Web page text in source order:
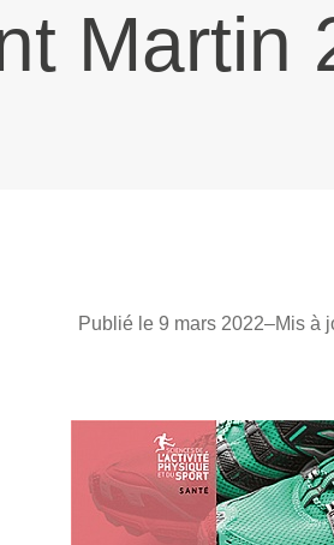
Martin
Publié le 9 mars 2022–Mis à